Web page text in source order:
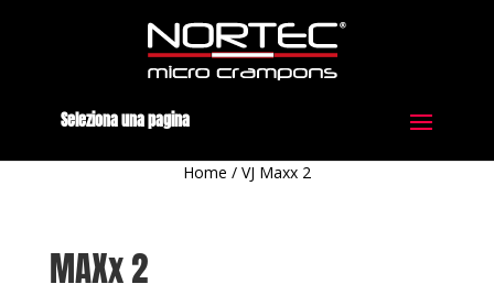
Seleziona una pagina
Home / VJ Maxx 2
MAXx 2